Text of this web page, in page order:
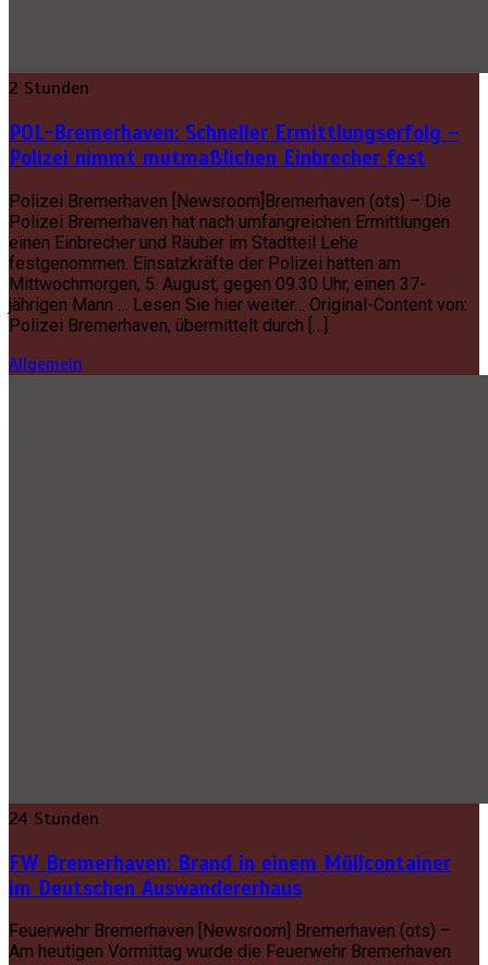
2 Stunden
POL-Bremerhaven: Schneller Ermittlungserfolg –
Polizei nimmt mutmaßlichen Einbrecher fest
Polizei Bremerhaven [Newsroom]Bremerhaven (ots) – Die
Polizei Bremerhaven hat nach umfangreichen Ermittlungen
einen Einbrecher und Räuber im Stadtteil Lehe
festgenommen. Einsatzkräfte der Polizei hatten am
Mittwochmorgen, 5. August, gegen 09.30 Uhr, einen 37-
jährigen Mann … Lesen Sie hier weiter… Original-Content von:
Polizei Bremerhaven, übermittelt durch […]
Allgemein
24 Stunden
FW Bremerhaven: Brand in einem Müllcontainer
im Deutschen Auswandererhaus
Feuerwehr Bremerhaven [Newsroom] Bremerhaven (ots) –
Am heutigen Vormittag wurde die Feuerwehr Bremerhaven